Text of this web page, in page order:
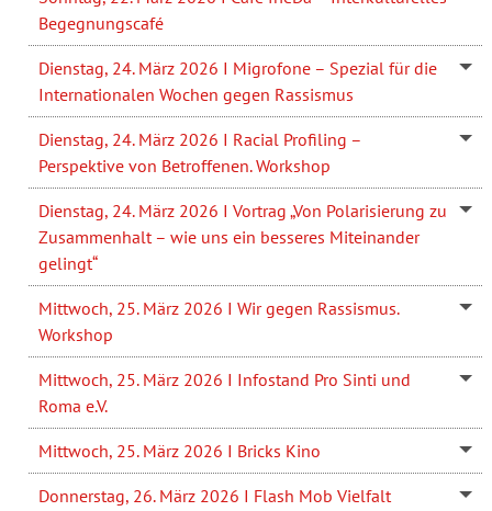
Begegnungscafé
Dienstag, 24. März 2026 I Migrofone – Spezial für die
Internationalen Wochen gegen Rassismus
Dienstag, 24. März 2026 I Racial Profiling –
Perspektive von Betroffenen. Workshop
Dienstag, 24. März 2026 I Vortrag „Von Polarisierung zu
Zusammenhalt – wie uns ein besseres Miteinander
gelingt“
Mittwoch, 25. März 2026 I Wir gegen Rassismus.
Workshop
Mittwoch, 25. März 2026 I Infostand Pro Sinti und
Roma e.V.
Mittwoch, 25. März 2026 I Bricks Kino
Donnerstag, 26. März 2026 I Flash Mob Vielfalt